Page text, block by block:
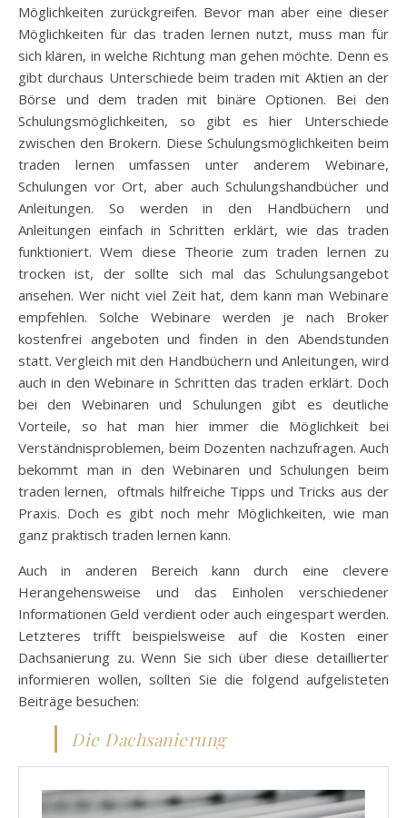
Möglichkeiten zurückgreifen. Bevor man aber eine dieser
Möglichkeiten für das traden lernen nutzt, muss man für
sich klären, in welche Richtung man gehen möchte. Denn es
gibt durchaus Unterschiede beim traden mit Aktien an der
Börse und dem traden mit binäre Optionen. Bei den
Schulungsmöglichkeiten, so gibt es hier Unterschiede
zwischen den Brokern. Diese Schulungsmöglichkeiten beim
traden lernen umfassen unter anderem Webinare,
Schulungen vor Ort, aber auch Schulungshandbücher und
Anleitungen. So werden in den Handbüchern und
Anleitungen einfach in Schritten erklärt, wie das traden
funktioniert. Wem diese Theorie zum traden lernen zu
trocken ist, der sollte sich mal das Schulungsangebot
ansehen. Wer nicht viel Zeit hat, dem kann man Webinare
empfehlen. Solche Webinare werden je nach Broker
kostenfrei angeboten und finden in den Abendstunden
statt. Vergleich mit den Handbüchern und Anleitungen, wird
auch in den Webinare in Schritten das traden erklärt. Doch
bei den Webinaren und Schulungen gibt es deutliche
Vorteile, so hat man hier immer die Möglichkeit bei
Verständnisproblemen, beim Dozenten nachzufragen. Auch
bekommt man in den Webinaren und Schulungen beim
traden lernen, oftmals hilfreiche Tipps und Tricks aus der
Praxis. Doch es gibt noch mehr Möglichkeiten, wie man
ganz praktisch traden lernen kann.
Auch in anderen Bereich kann durch eine clevere
Herangehensweise und das Einholen verschiedener
Informationen Geld verdient oder auch eingespart werden.
Letzteres trifft beispielsweise auf die Kosten einer
Dachsanierung zu. Wenn Sie sich über diese detaillierter
informieren wollen, sollten Sie die folgend aufgelisteten
Beiträge besuchen:
Die Dachsanierung